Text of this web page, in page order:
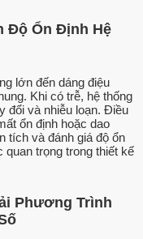
Độ Ổn Định Hệ
lớn đến dáng điệu
Khi có trễ, hệ thống
đổi và nhiễu loạn. Điều
ổn định hoặc dao
tích và đánh giá độ ổn
quan trọng trong thiết kế
Phương Trình